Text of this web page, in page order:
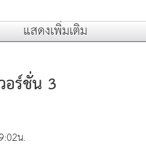
แสดงเพิ่มเติม
อร์ชั่น 3
น.